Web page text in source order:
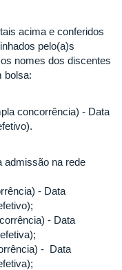
acima e conferidos
pelo(a)s
nomes dos discentes
bolsa:
concorrência) - Data
admissão na rede
- Data
- Data
- Data